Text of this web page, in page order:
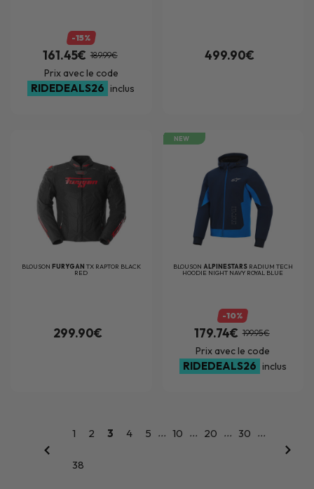
-15%
161.45€ 189.99€
Prix avec le code
RIDEDEALS26 inclus
499.90€
BLOUSON FURYGAN TX RAPTOR BLACK
RED
299.90€
NEW
BLOUSON ALPINESTARS RADIUM TECH
HOODIE NIGHT NAVY ROYAL BLUE
-10%
179.74€ 199.95€
Prix avec le code
RIDEDEALS26 inclus
1 2 3 4 5 ... 10 ... 20 ... 30 ...
38